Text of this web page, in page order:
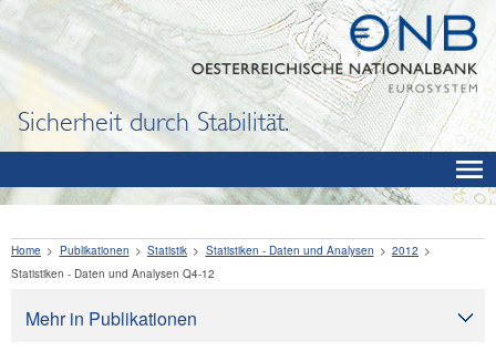
Sicherheit durch Stabilität.
Mehr in Publikationen
Home Publikationen Statistik Statistiken - Daten und Analysen
2012
Statistiken - Daten und Analysen Q4-12